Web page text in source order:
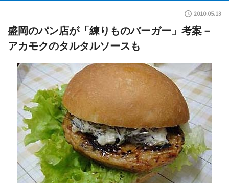
2010.05.13
盛岡のパン店が「練りものバーガー」考案－
アカモクのタルタルソースも